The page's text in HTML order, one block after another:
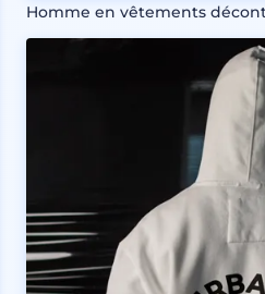
Homme en vêtements